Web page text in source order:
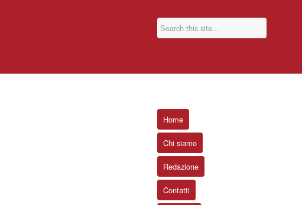
Home
Chi siamo
Redazione
Contatti